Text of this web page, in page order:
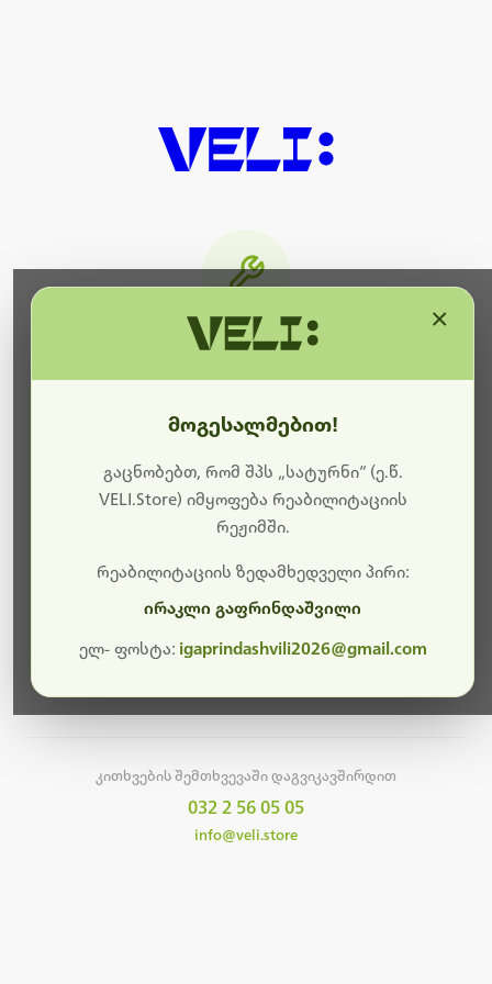
ბოდიშს გიხდით შეფერხებისთვის. ამჟამად
მიმდინარეობს საიტის განახლება და ტექნიკური
სამუშაოები.
მალე ისევ ხელმისაწვდომი იქნება. გმადლობთ
კითხვების შემთხვევაში დაგვიკავშირდით
032 2 56 05 05
info@veli.store
მოგესალმებით!
გაცნობებთ, რომ შპს „სატურნი“ (ე.წ.
VELI.Store) იმყოფება რეაბილიტაციის
რეჟიმში.
რეაბილიტაციის ზედამხედველი პირი:
ირაკლი გაფრინდაშვილი
ელ- ფოსტა: igaprindashvili2026@gmail.com
×